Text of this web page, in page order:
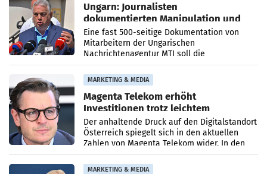
Ungarn: Journalisten
dokumentierten Manipulation und
Zensur
Eine fast 500-seitige Dokumentation von
Mitarbeitern der Ungarischen
Nachrichtenagentur MTI soll die
systematische Nachrichten-Manipulation und
Zensur bei der Agentur während der Zeit
MARKETING & MEDIA
Magenta Telekom erhöht
Investitionen trotz leichtem
Umsatzrückgang
Der anhaltende Druck auf den Digitalstandort
Österreich spiegelt sich in den aktuellen
Zahlen von Magenta Telekom wider. In den
ersten sechs Monaten des laufenden Jahres
verzeichnete
MARKETING & MEDIA